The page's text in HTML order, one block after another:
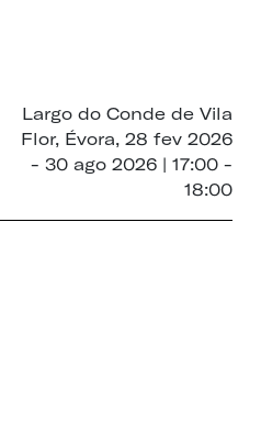
Largo do Conde de Vila
Flor, Évora, 28 fev 2026
- 30 ago 2026 | 17:00 -
18:00